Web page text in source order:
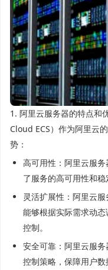
1. 阿里云服务器的特点和
Cloud ECS）作为阿里云
势：
高可用性：阿里云服
了服务的高可用性和稳
灵活扩展性：阿里云
能够根据实际需求动
控制。
安全可靠：阿里云服
控制策略，保障用户